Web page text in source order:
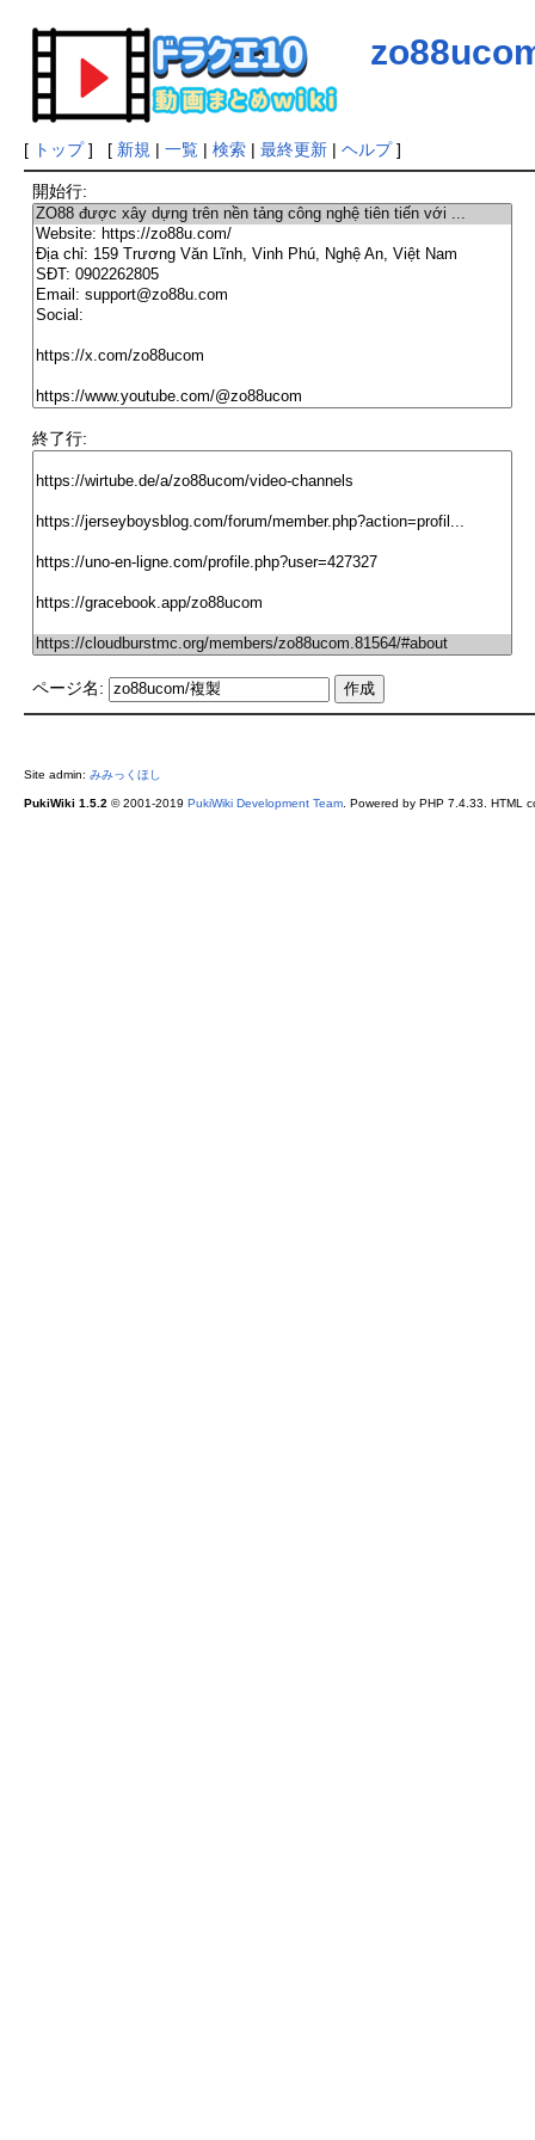
[ トップ] [ 新規 | 一覧| 検索| 最終更新| ヘルプ]
開始行:
終了行:
ページ名:
Site admin: みみっくほし
PukiWiki 1.5.2 © 2001-2019 PukiWiki Development Team. Powered by PHP 7.4.33. HTML